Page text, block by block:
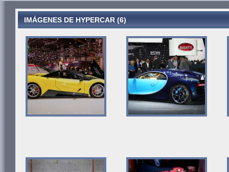
IMÁGENES DE HYPERCAR (6)